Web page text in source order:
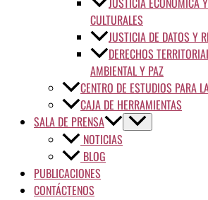
CULTURALES
JUSTICIA DE DATOS Y
DERECHOS
AMBIENTAL Y PAZ
CENTRO DE ESTUDIOS PARA
CAJA DE HERRAMIENTAS
SALA DE PRENSA
NOTICIAS
BLOG
PUBLICACIONES
CONTÁCTENOS